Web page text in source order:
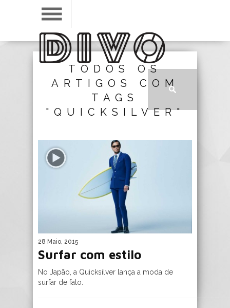
TODOS OS
ARTIGOS COM
TAGS
"QUICKSILVER"
28 Maio, 2015
Surfar com estilo
No Japão, a Quicksilver lança a moda de
surfar de fato.